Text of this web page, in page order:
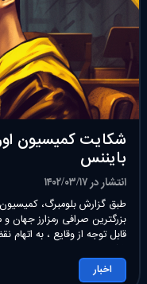
شکایت کمیسیون
بایننس
انتشار در ۱۴۰۲/۰۳/۱۷
بزرگترین صرافی رمزارز جهان
شکایت را بی توجهی صرافی
کرده است. […]
اخبار